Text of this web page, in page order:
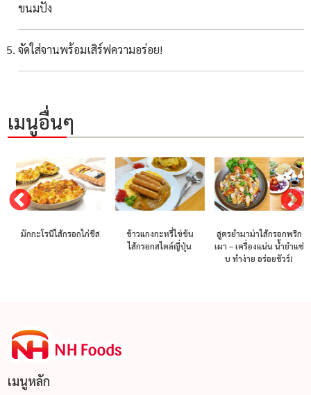
ขนมปัง
จัดใส่จานพร้อมเสิร์ฟความอร่อย!
เมนูอื่นๆ
มักกะโรนีไส้กรอกไก่ชีส
ข้าวแกงกะหรี่ไข่ข้น
ไส้กรอกสไตล์ญี่ปุ่น
สูตรยำมาม่าไส้กรอกพริก
เผา – เครื่องแน่น น้ำยำแซ่
บ ทำง่าย อร่อยชัวร์!
เมนูหลัก